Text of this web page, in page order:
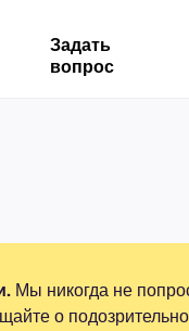
Задать
вопрос
Мы никогда не
о